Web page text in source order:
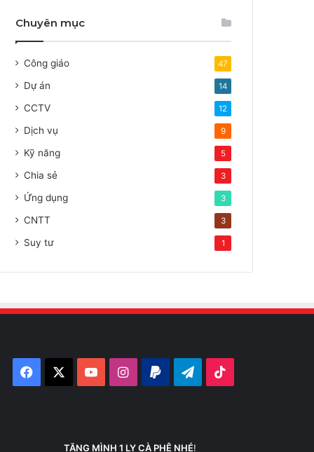
Chuyên mục
Công giáo 47
Dự án 14
CCTV 12
Dịch vụ 9
Kỹ năng 5
Chia sẻ 3
Ứng dụng 3
CNTT 3
Suy tư 1
Facebook YouTubeInstagram
PaypalTelegram
TẶNG MÌNH 1 LY CÀ PHÊ NHÉ!